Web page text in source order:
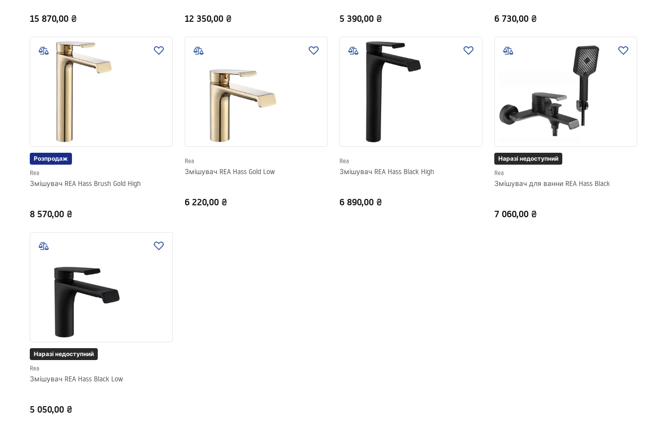
15 870,00 ₴ 12 350,00 ₴ 5 390,00 ₴ 6 730,00 ₴
Розпродаж
Rea
Змішувач REA Hass Brush Gold High
8 570,00 ₴
Rea
Змішувач REA Hass Gold Low
6 220,00 ₴
Rea
Змішувач REA Hass Black High
6 890,00 ₴
Наразі недоступний
Rea
Змішувач для ванни REA Hass Black
7 060,00 ₴
Наразі недоступний
Rea
Змішувач REA Hass Black Low
5 050,00 ₴